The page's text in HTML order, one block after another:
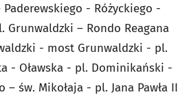
Paderewskiego - Różyckiego -
Grunwaldzki – Rondo Reagana
- most Grunwaldzki - pl.
- Oławska - pl. Dominikański -
– św. Mikołaja - pl. Jana Pawła II